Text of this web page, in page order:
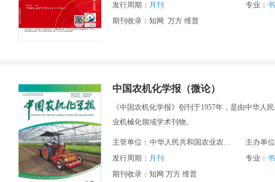
发行周期： 月刊 专业：
期刊收录：知网 万方 维普
中国农机化学报（微论）
《中国农机化学报》创刊于1957年，是由中华
业机械化领域学术刊物。
主管单位： 中华人民共和国农业农村部
主办单
发行周期： 月刊 专业：
期刊收录：知网 万方 维普